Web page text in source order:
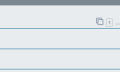
1 …